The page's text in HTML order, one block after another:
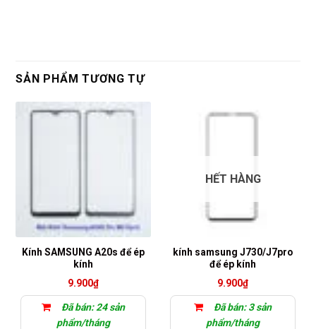
SẢN PHẨM TƯƠNG TỰ
Kính SAMSUNG A20s để ép
kính
9.900₫
Đã bán: 24 sản
phẩm/tháng
HẾT HÀNG
kính samsung J730/J7pro
để ép kính
9.900₫
Đã bán: 3 sản
phẩm/tháng